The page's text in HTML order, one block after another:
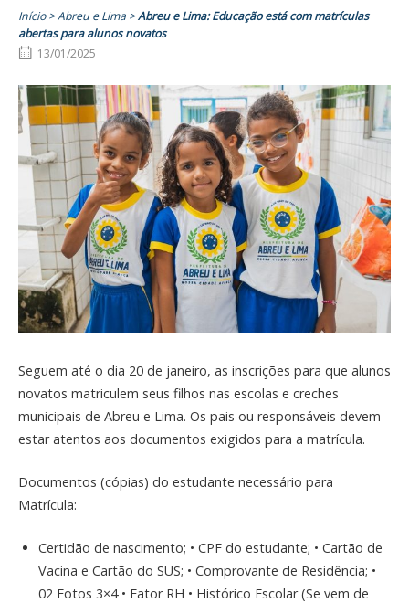
Início>Abreu e Lima >Abreu e Lima: Educação está com matrículas
abertas para alunos novatos
13/01/2025
Seguem até o dia 20 de janeiro, as inscrições para que alunos
novatos matriculem seus filhos nas escolas e creches
municipais de Abreu e Lima. Os pais ou responsáveis devem
estar atentos aos documentos exigidos para a matrícula.
Documentos (cópias) do estudante necessário para
Matrícula:
Certidão de nascimento; • CPF do estudante; • Cartão de
Vacina e Cartão do SUS; • Comprovante de Residência; •
02 Fotos 3×4 • Fator RH • Histórico Escolar (Se vem de